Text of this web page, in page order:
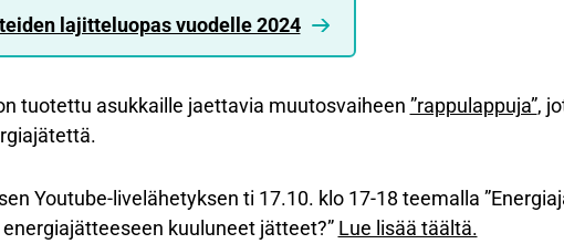
lajitteluopas vuodelle 2024
tuotettu asukkaille jaettavia muutosvaiheen ”rappulappuja”,
Youtube-livelähetyksen ti 17.10. klo 17-18 teemalla
kuuluneet jätteet?” Lue lisää täältä.